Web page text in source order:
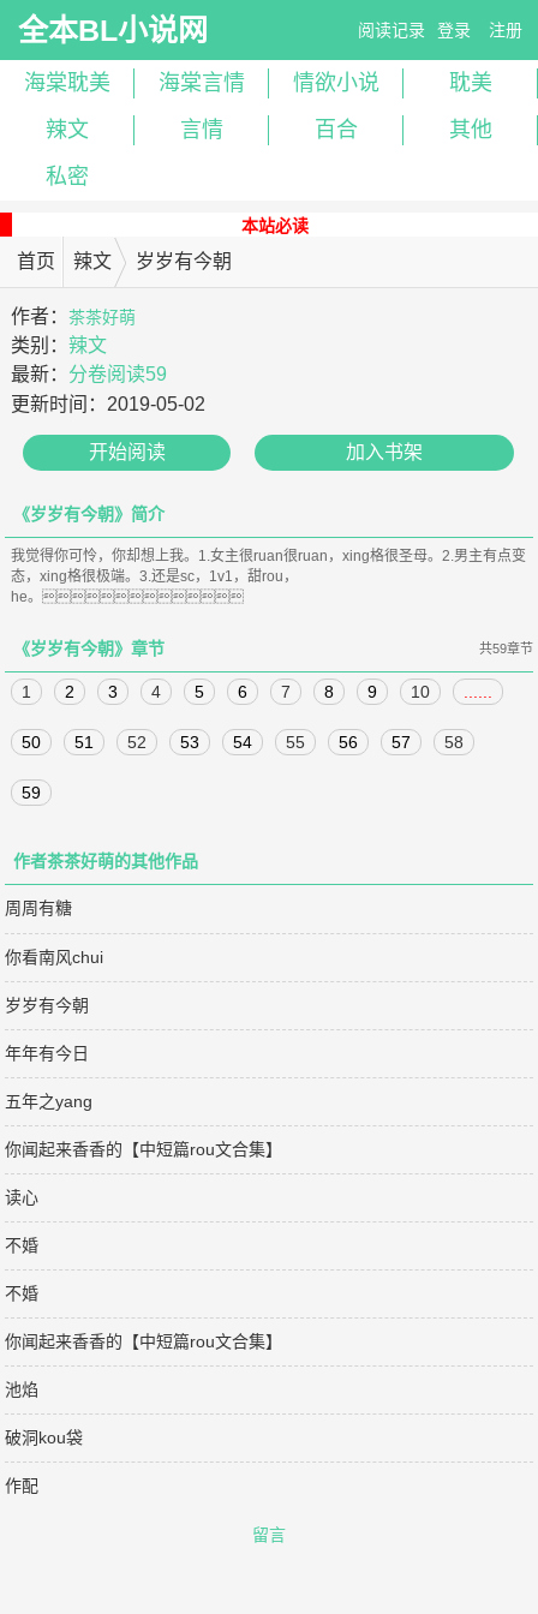
全本BL小说网 阅读记录 登录 注册
海棠耽美 海棠言情 情欲小说
耽美
辣文
言情 百合
其他
私密
本站必读
首页 辣文 岁岁有今朝
作者：茶茶好萌
类别：辣文
最新： 分卷阅读59
更新时间： 2019-05-02
开始阅读 加入书架
《岁岁有今朝》简介
我觉得你可怜，你却想上我。1.女主很ruan很ruan，xing格很圣母。2.男主有点变
态，xing格很极端。3.还是sc，1v1，甜rou，
he。
《岁岁有今朝》章节 共59章节
1 2 3 4 5 6 7 8 9 10
50 51 52 53 54 55 56 57 58
59
作者茶茶好萌的其他作品
周周有糖
你看南风chui
岁岁有今朝
年年有今日
五年之yang
你闻起来香香的【中短篇rou文合集】
读心
不婚
不婚
你闻起来香香的【中短篇rou文合集】
池焰
破洞kou袋
作配
留言